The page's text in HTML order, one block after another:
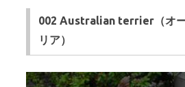
002 Australian terrier（オ
リア）